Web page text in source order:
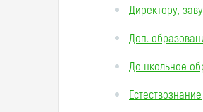
Директору,
Доп.
Дошкольное
Естествознание